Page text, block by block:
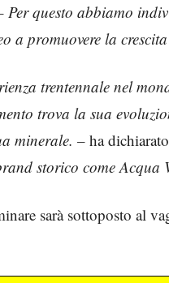
Per questo abbiamo
a promuovere la
trentennale nel
trova la sua
minerale. – ha dichiarato
storico come Acqua
sarà sottoposto al